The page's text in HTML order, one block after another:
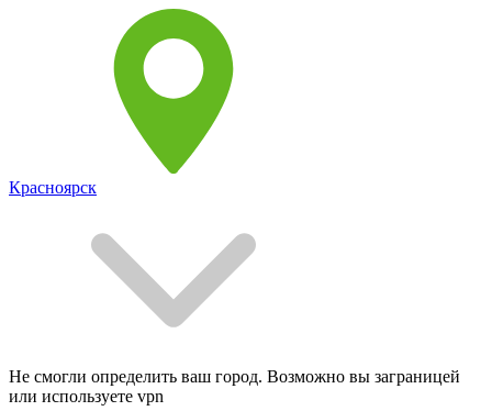
Красноярск
Не смогли определить ваш город. Возможно вы заграницей
или используете vpn